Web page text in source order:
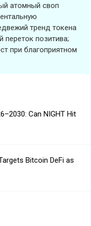
атомный своп
тренд токена
переток позитива;
при благоприятном
Can NIGHT Hit
Bitcoin DeFi as